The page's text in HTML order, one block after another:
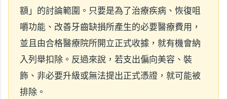
額」的討論範圍。只要是為了治療疾病、恢復咀
嚼功能、改善牙齒缺損所產生的必要醫療費用，
並且由合格醫療院所開立正式收據，就有機會納
入列舉扣除。反過來說，若支出偏向美容、裝
飾、非必要升級或無法提出正式憑證，就可能被
排除。